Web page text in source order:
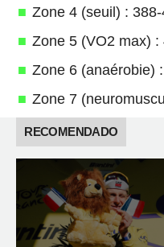
Zone 4 (seuil) :
Zone 5 (VO2 max) :
Zone 6 (anaérobie)
Zone 7
RECOMENDADO